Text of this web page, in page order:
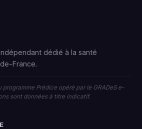
dédié à la santé
France.
Prédice opéré par le GRADeS e-
sont données à titre indicatif.